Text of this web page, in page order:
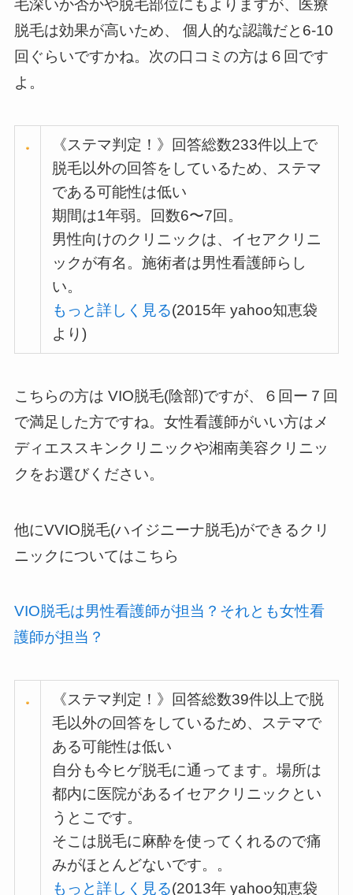
毛深いか否かや脱毛部位にもよりますが、医療
脱毛は効果が高いため、 個人的な認識だと6-10
回ぐらいですかね。次の口コミの方は６回です
よ。
《ステマ判定！》回答総数233件以上で
脱毛以外の回答をしているため、ステマ
である可能性は低い
期間は1年弱。回数6〜7回。
男性向けのクリニックは、イセアクリニ
ックが有名。施術者は男性看護師らし
い。
もっと詳しく見る(2015年 yahoo知恵袋
より)
こちらの方は VIO脱毛(陰部)ですが、６回ー７回
で満足した方ですね。女性看護師がいい方はメ
ディエススキンクリニックや湘南美容クリニッ
クをお選びください。
他にVVIO脱毛(ハイジニーナ脱毛)ができるクリ
ニックについてはこちら
VIO脱毛は男性看護師が担当？それとも女性看
護師が担当？
《ステマ判定！》回答総数39件以上で脱
毛以外の回答をしているため、ステマで
ある可能性は低い
自分も今ヒゲ脱毛に通ってます。場所は
都内に医院があるイセアクリニックとい
うとこです。
そこは脱毛に麻酔を使ってくれるので痛
みがほとんどないです。。
もっと詳しく見る(2013年 yahoo知恵袋